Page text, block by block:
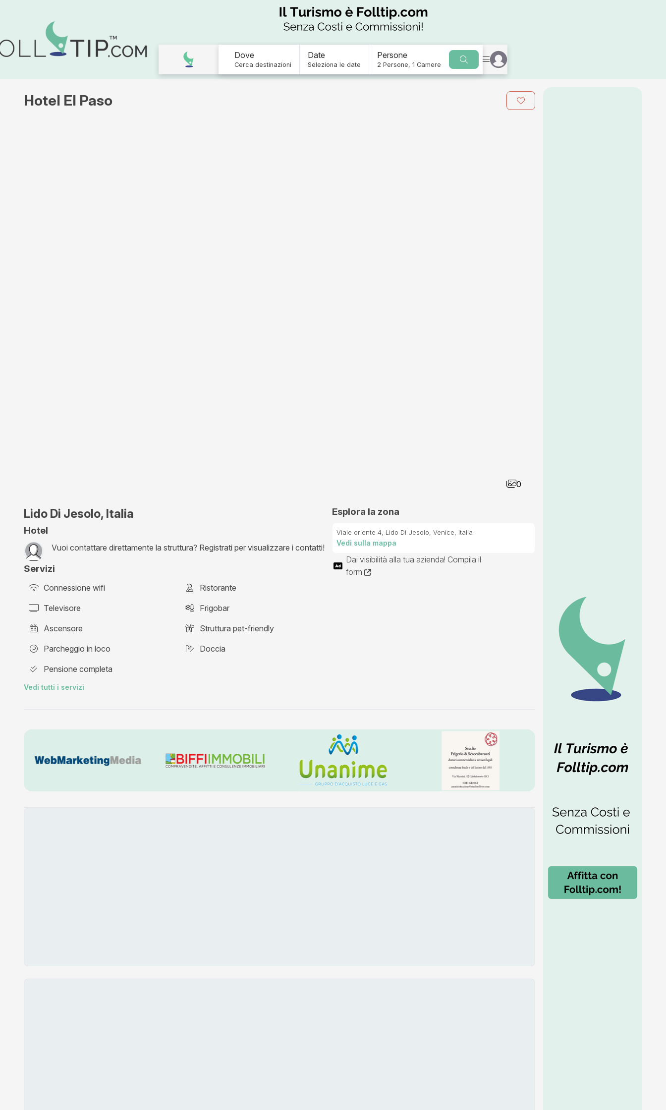
Dove
Cerca destinazioni
Date
Seleziona le date
Persone
2 Persone, 1 Camere
Hotel El Paso
0
Lido Di Jesolo, Italia
Hotel
Vuoi contattare direttamente la struttura? Registrati per visualizzare i contatti!
Servizi
Connessione wifi Ristorante
Televisore Frigobar
Ascensore Struttura pet-friendly
Parcheggio in loco Doccia
Pensione completa
Vedi tutti i servizi
Esplora la zona
Viale oriente 4, Lido Di Jesolo, Venice, Italia
Vedi sulla mappa
Dai visibilità alla tua azienda! Compila il
form